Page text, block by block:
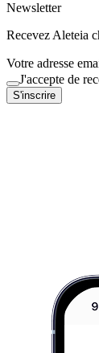
Newsletter
Recevez Aleteia
Votre adresse
J'accepte de
S'inscrire